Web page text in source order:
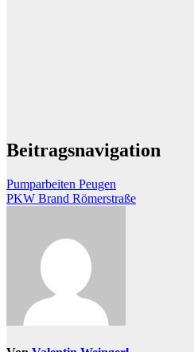
Beitragsnavigation
Pumparbeiten Peugen
PKW Brand Römerstraße